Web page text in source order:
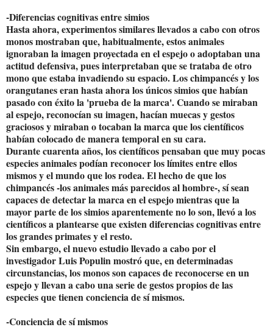
-Diferencias cognitivas entre simios
Hasta ahora, experimentos similares llevados a cabo con otros
monos mostraban que, habitualmente, estos animales
ignoraban la imagen proyectada en el espejo o adoptaban una
actitud defensiva, pues interpretaban que se trataba de otro
mono que estaba invadiendo su espacio. Los chimpancés y los
orangutanes eran hasta ahora los únicos simios que habían
pasado con éxito la 'prueba de la marca'. Cuando se miraban
al espejo, reconocían su imagen, hacían muecas y gestos
graciosos y miraban o tocaban la marca que los científicos
habían colocado de manera temporal en su cara.
Durante cuarenta años, los científicos pensaban que muy pocas
especies animales podían reconocer los límites entre ellos
mismos y el mundo que los rodea. El hecho de que los
chimpancés -los animales más parecidos al hombre-, sí sean
capaces de detectar la marca en el espejo mientras que la
mayor parte de los simios aparentemente no lo son, llevó a los
científicos a plantearse que existen diferencias cognitivas entre
los grandes primates y el resto.
Sin embargo, el nuevo estudio llevado a cabo por el
investigador Luis Populin mostró que, en determinadas
circunstancias, los monos son capaces de reconocerse en un
espejo y llevan a cabo una serie de gestos propios de las
especies que tienen conciencia de sí mismos.
-Conciencia de sí mismos